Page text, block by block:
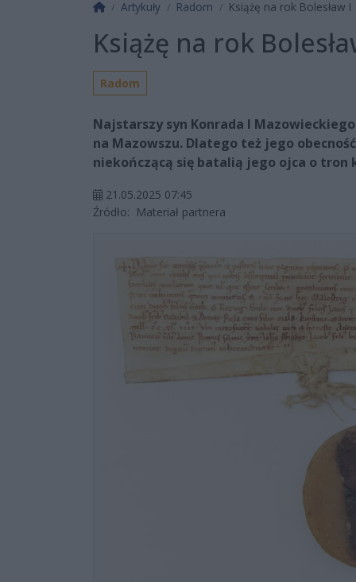
Strona główna
Artykuły Radom Książę na rok Bolesław I
Książę na rok
Radom
Najstarszy syn Konrada I
na Mazowszu. Dlatego też jego
niekończącą się batalią jego ojca o tron
21.05.2025 07:45
Źródło: Materiał partnera